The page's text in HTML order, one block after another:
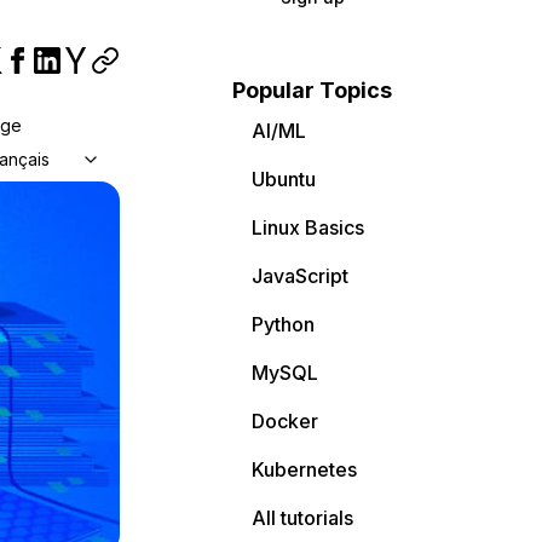
Popular Topics
AI/ML
Ubuntu
Linux Basics
JavaScript
Python
MySQL
Docker
Kubernetes
All tutorials